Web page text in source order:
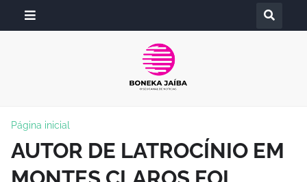
Página inicial
AUTOR DE LATROCÍNIO EM